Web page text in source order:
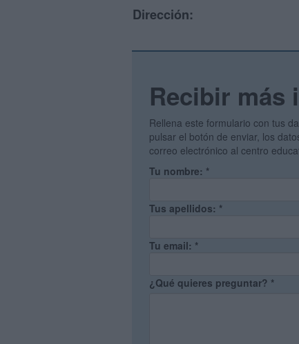
Dirección:
Recibir más
Rellena este formulario con tus
pulsar el botón de enviar, los
correo electrónico al centro
Tu nombre: *
Tus apellidos: *
Tu email: *
¿Qué quieres preguntar? *